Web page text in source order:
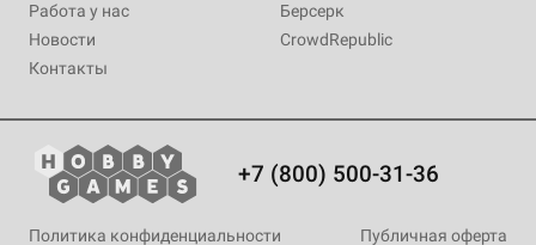
Работа у нас
Новости
Контакты
Берсерк
CrowdRepublic
+7 (800) 500-31-36
Политика конфиденциальности
Публичная оферта